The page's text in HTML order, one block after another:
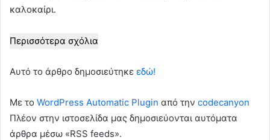
καλοκαίρι.
Περισσότερα σχόλια
Αυτό το άρθρο δημοσιεύτηκε εδώ!
Με το WordPress Automatic Plugin από την codecanyon
Πλέον στην ιστοσελίδα μας δημοσιεύονται αυτόματα
άρθρα μέσω «RSS feeds».